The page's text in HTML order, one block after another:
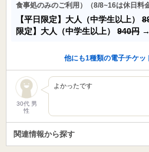
食事処のみのご利用）（8/8~16は休日料金
【平日限定】大人（中学生以上）
限定】大人（中学生以上） 940円 →
他にも1種類の電子チケッ
30代 男
性
よかったです
関連情報から探す